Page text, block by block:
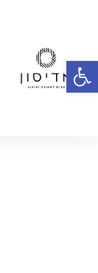
פתח סרגל נגישות